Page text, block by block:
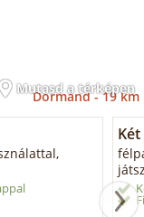
Mutasd a térképen
Dormánd -19 km